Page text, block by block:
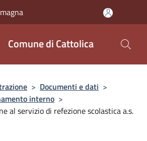
Comune di Cattolica
> Documenti e dati >
interno >
al servizio di refezione scolastica a.s.